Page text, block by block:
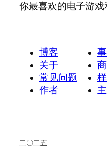
你最喜欢的电子游
博客
关于
常见问题
作者
二〇二五